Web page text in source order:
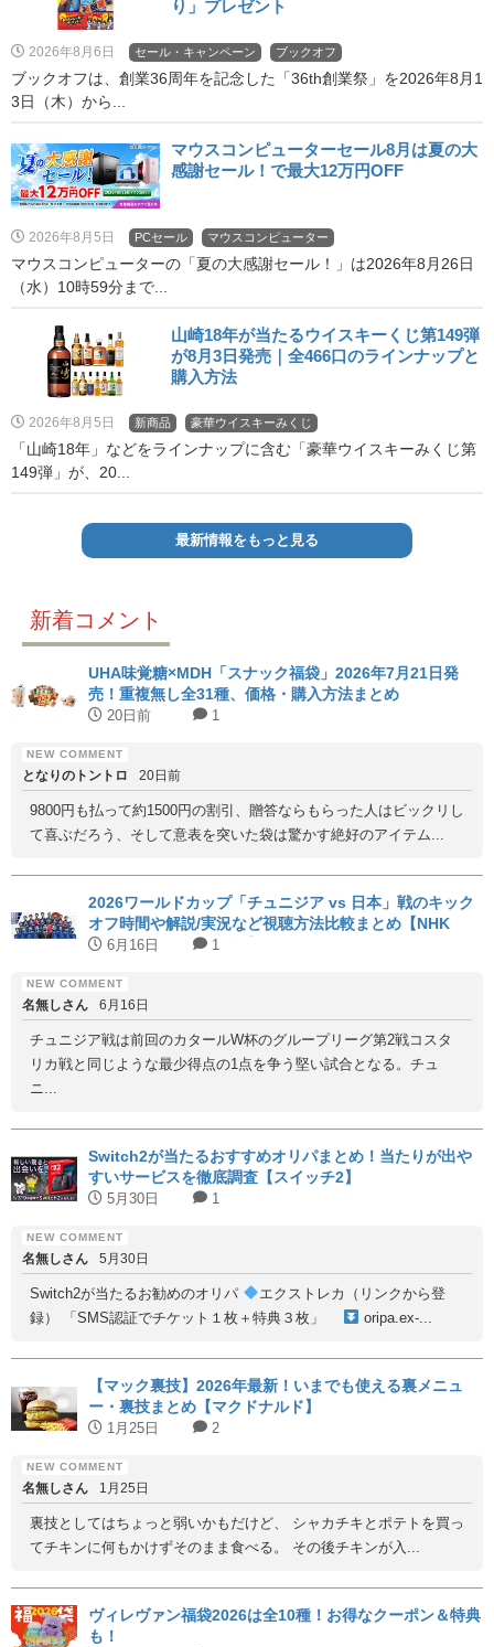
り」プレゼント
2026年8月6日 セール・キャンペーン ブックオフ
ブックオフは、創業36周年を記念した「36th創業祭」を2026年8月1
3日（木）から...
マウスコンピューターセール8月は夏の大
感謝セール！で最大12万円OFF
2026年8月5日 PCセール マウスコンピューター
マウスコンピューターの「夏の大感謝セール！」は2026年8月26日
（水）10時59分まで...
山崎18年が当たるウイスキーくじ第149弾
が8月3日発売｜全466口のラインナップと
購入方法
2026年8月5日 新商品 豪華ウイスキーみくじ
「山崎18年」などをラインナップに含む「豪華ウイスキーみくじ第
149弾」が、20...
最新情報をもっと見る
新着コメント
UHA味覚糖×MDH「スナック福袋」2026年7月21日発
売！重複無し全31種、価格・購入方法まとめ
20日前 1
となりのトントロ 20日前
9800円も払って約1500円の割引、贈答ならもらった人はビックリし
て喜ぶだろう、そして意表を突いた袋は驚かす絶好のアイテム...
2026ワールドカップ「チュニジア vs 日本」戦のキック
オフ時間や解説/実況など視聴方法比較まとめ【NHK
BS1/日テレ/DAZN無料】
6月16日 1
名無しさん 6月16日
チュニジア戦は前回のカタールW杯のグループリーグ第2戦コスタ
リカ戦と同じような最少得点の1点を争う堅い試合となる。チュ
ニ...
Switch2が当たるおすすめオリパまとめ！当たりが出や
すいサービスを徹底調査【スイッチ2】
5月30日 1
名無しさん 5月30日
Switch2が当たるお勧めのオリパ
エクストレカ（リンクから登
録） 「SMS認証でチケット１枚＋特典３枚」
oripa.ex-...
【マック裏技】2026年最新！いまでも使える裏メニュ
ー・裏技まとめ【マクドナルド】
1月25日 2
名無しさん 1月25日
裏技としてはちょっと弱いかもだけど、 シャカチキとポテトを買っ
てチキンに何もかけずそのまま食べる。 その後チキンが入...
ヴィレヴァン福袋2026は全10種！お得なクーポン＆特典
も！